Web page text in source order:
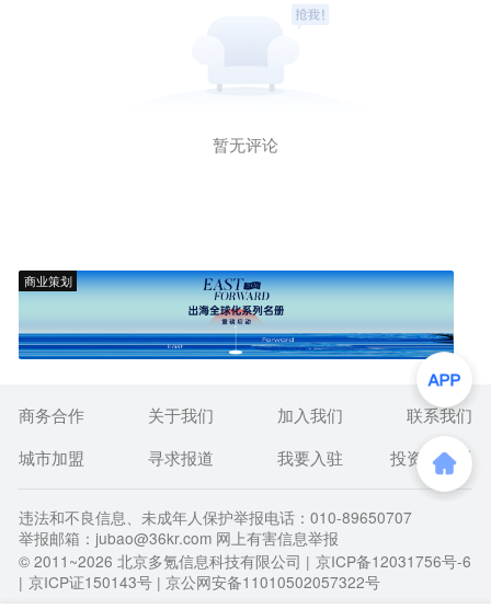
暂无评论
商业策划
商务合作 关于我们 加入我们
联系我们
城市加盟
寻求报道 我要入驻 投资者关系
违法和不良信息、未成年人保护举报电话：010-89650707
举报邮箱：jubao@36kr.com 网上有害信息举报
© 2011~2026 北京多氪信息科技有限公司 | 京ICP备12031756号-6
| 京ICP证150143号 | 京公网安备11010502057322号